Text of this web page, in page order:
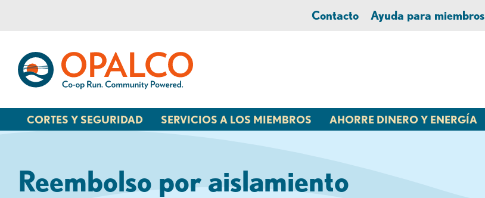
sesión
banca
Contacto Ayuda para miembros
CORTES Y SEGURIDAD SERVICIOS A LOS MIEMBROS AHORRE DINERO Y ENERGÍA
Reembolso por aislamiento